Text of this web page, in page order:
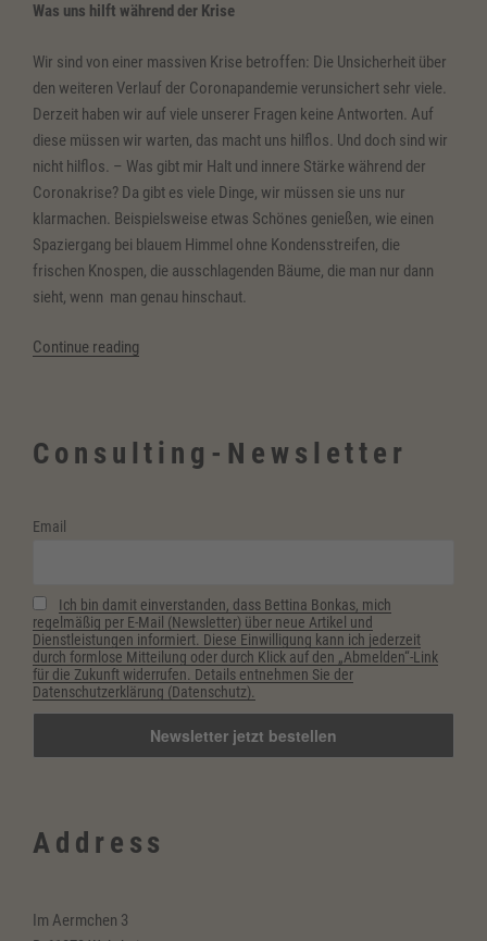
Was uns hilft während der Krise
Wir sind von einer massiven Krise betroffen: Die Unsicherheit über
den weiteren Verlauf der Coronapandemie verunsichert sehr viele.
Derzeit haben wir auf viele unserer Fragen keine Antworten. Auf
diese müssen wir warten, das macht uns hilflos. Und doch sind wir
nicht hilflos. – Was gibt mir Halt und innere Stärke während der
Coronakrise? Da gibt es viele Dinge, wir müssen sie uns nur
klarmachen. Beispielsweise etwas Schönes genießen, wie einen
Spaziergang bei blauem Himmel ohne Kondensstreifen, die
frischen Knospen, die ausschlagenden Bäume, die man nur dann
sieht, wenn man genau hinschaut.
Continue reading“(Deutsch)
Consulting-Newsletter
Email
Ich bin damit einverstanden, dass Bettina Bonkas, mich
regelmäßig per E-Mail (Newsletter) über neue Artikel und
Dienstleistungen informiert. Diese Einwilligung kann ich jederzeit
durch formlose Mitteilung oder durch Klick auf den „Abmelden“-Link
für die Zukunft widerrufen. Details entnehmen Sie der
Datenschutzerklärung (Datenschutz).
Address
Im Aermchen 3